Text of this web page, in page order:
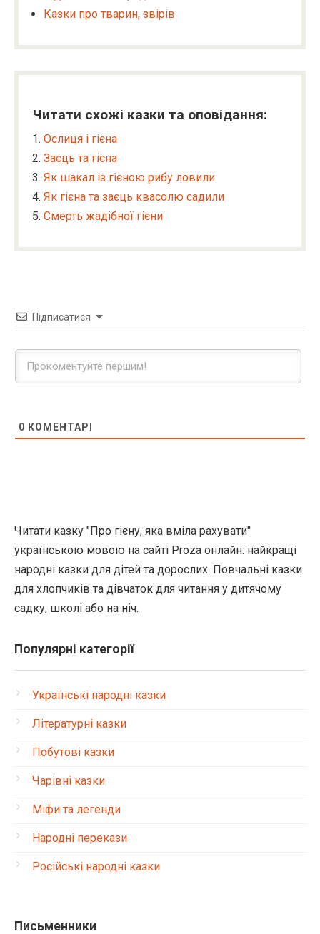
Казки про тварин, звірів
Читати схожі казки та оповідання:
Ослиця і гієна
Заєць та гієна
Як шакал із гієною рибу ловили
Як гієна та заєць квасолю садили
Смерть жадібної гієни
Підписатися
0 КОМЕНТАРІ
Читати казку "Про гієну, яка вміла рахувати"
українською мовою на сайті Proza онлайн: найкращі
народні казки для дітей та дорослих. Повчальні казки
для хлопчиків та дівчаток для читання у дитячому
садку, школі або на ніч.
Популярні категорії
Українські народні казки
Літературні казки
Побутові казки
Чарівні казки
Міфи та легенди
Народні перекази
Російські народні казки
Письменники